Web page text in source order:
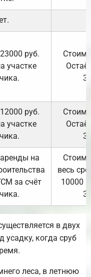
руб.
участке
руб.
участке
на
за счёт
весь
10000
в двух
усадку, когда сруб
леса, в летнюю